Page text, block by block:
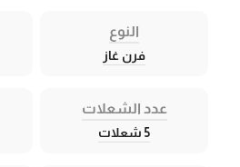
النوع
فرن غاز
عدد الشعلات
5 شعلات